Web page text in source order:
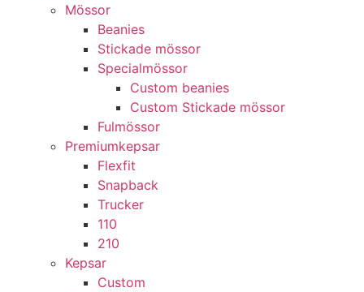
Mössor
Beanies
Stickade mössor
Specialmössor
Custom beanies
Custom Stickade mössor
Fulmössor
Premiumkepsar
Flexfit
Snapback
Trucker
110
210
Kepsar
Custom